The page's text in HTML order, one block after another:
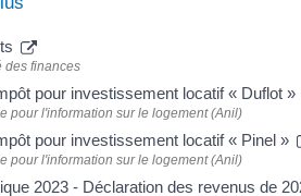
des finances
pour investissement locatif « Duflot »
pour l'information sur le logement (Anil)
pour investissement locatif « Pinel »
pour l'information sur le logement (Anil)
2023 - Déclaration des revenus de